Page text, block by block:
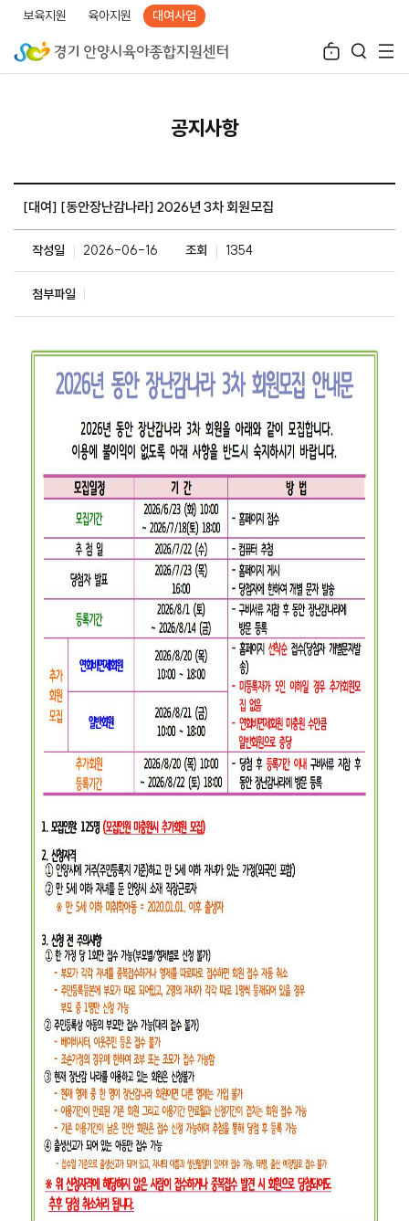
보육지원 육아지원 대여사업
공지사항
[대여] [동안장난감나라] 2026년 3차 회원모집
작성일 2026-06-16 조회 1354
첨부파일